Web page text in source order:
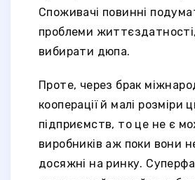
Споживачі повинні
проблеми
вибирати дюпа.
Проте, через брак
кооперації й малі розміри
підприємств, то це не є
виробників аж поки вони
досяжні на ринку.